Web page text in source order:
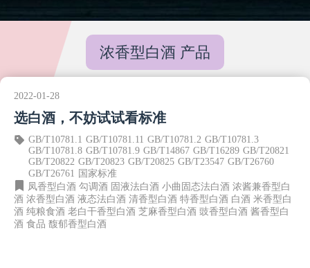
浓香型白酒 产品
2022-01-28
选白酒，不妨试试看标准
GB/T10781.1 GB/T10781.11 GB/T10781.2 GB/T10781.3
GB/T10781.8 GB/T10781.9 GB/T14867 GB/T16289 GB/T20821
GB/T20822 GB/T20823 GB/T20825 GB/T23547 GB/T26760
GB/T26761 国家标准
凤香型白酒 勾调酒 固液法白酒 小曲固态法白酒 浓酱兼香型白
酒 浓香型白酒 液态法白酒 清香型白酒 特香型白酒 白酒 米香型白
酒 纯粮食酒 老白干香型白酒 芝麻香型白酒 豉香型白酒 酱香型白
酒 食品 馥郁香型白酒